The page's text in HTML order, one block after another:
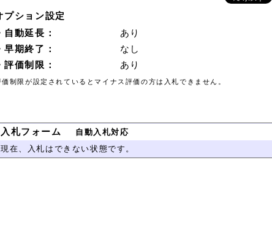
プション設定
自動延長：
あり
早期終了：
なし
評価制限：
あり
価制限が設定されているとマイナス評価の方は入札できません。
入札フォーム 自動入札対応
現在、入札はできない状態です。